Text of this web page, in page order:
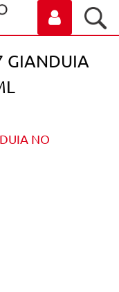
GIANDUIA
NO